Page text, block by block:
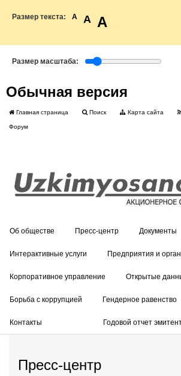
Размер текста: A A A
Размер масштаба:
Обычная версия
Главная страница Поиск Карта сайта
Форум
Об обществе Пресс-центр Документы
Интерактивные услуги Предприятия и
Корпоративное управление Открытые
Борьба с коррупцией Гендерное равенство
Контакты Годовой отчет
Пресс-центр